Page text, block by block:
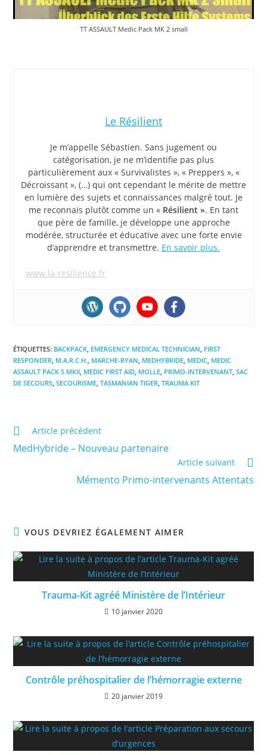
TT ASSAULT Medic Pack MK 2 small
Le Résilient
Je m’appelle Sébastien. Sans jugement ou
catégorisation, je ne m’identifie pas plus
particulièrement aux « Survivalistes », « Preppers », «
Décroissant », (…) qui ont cependant le mérite de mettre
en lumière des sujets et connaissances malgré tout. Je
me reconnais plutôt comme un « Résilient ». En tant
que père de famille, je développe une approche
modérée, structurée et éducative avec une forte envie
d’apprendre et transmettre. En savoir plus.
www.la-resilience.fr
ÉTIQUETTES: BACKPACK, EMERGENCY MEDICAL TECHNICIAN, FIRST
RESPONDER, M.A.R.C.H., MARCHE-RYAN, MEDHYBRIDE, MEDIC, MEDIC
ASSAULT PACK S MKII, MEDIC FIRST AID, MOLLE, PRIMO-INTERVENANT, SAC
DE SECOURS, SECOURISME, TASMANIAN TIGER, TRAUMA KIT
Read
more
articles
Article précédent
MedHybride – Nouveau partenaire
Article suivant
Mémento Primo-intervenants Attentats
VOUS DEVRIEZ ÉGALEMENT AIMER
Trauma-Kit agréé Ministère de l’Intérieur
10 janvier 2020
Contrôle préhospitalier de l’hémorragie externe
20 janvier 2019